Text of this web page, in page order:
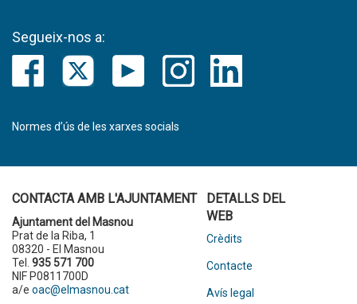
Segueix-nos a:
Normes d’ús de les xarxes socials
CONTACTA AMB L'AJUNTAMENT
Ajuntament del Masnou
Prat de la Riba, 1
08320 - El Masnou
Tel. 935 571 700
NIF P0811700D
a/e oac@elmasnou.cat
DETALLS DEL
WEB
Crèdits
Contacte
Avís legal